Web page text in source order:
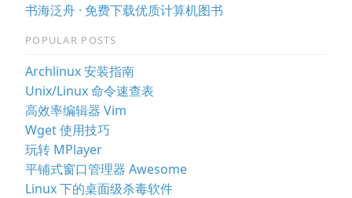
书海泛舟 · 免费下载优质计算机图书
POPULAR POSTS
Archlinux 安装指南
Unix/Linux 命令速查表
高效率编辑器 Vim
Wget 使用技巧
玩转 MPlayer
平铺式窗口管理器 Awesome
Linux 下的桌面级杀毒软件